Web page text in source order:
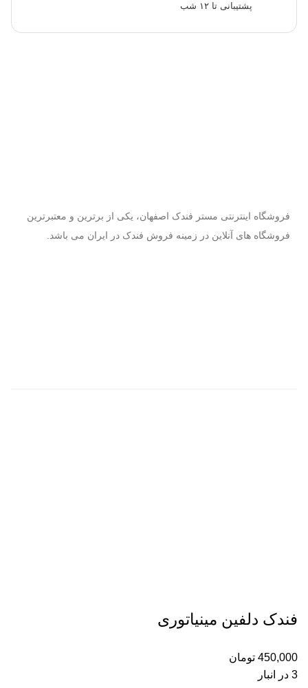
پشتیبانی تا ۱۲ شب
فروشگاه اینترنتی مستر فندک اصفهان، یکی از برترین و معتبرترین
فروشگاه های آنلاین در زمینه فروش فندک در ایران می باشد.
فندک دلفین مینیاتوری
450,000 تومان
3 در انبار